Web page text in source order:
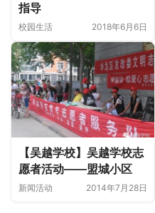
指导
校园生活 2018年6月6日
【吴越学校】吴越学校志
愿者活动——盟城小区
新闻活动 2014年7月28日